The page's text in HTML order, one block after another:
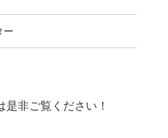
ー
非ご覧ください！